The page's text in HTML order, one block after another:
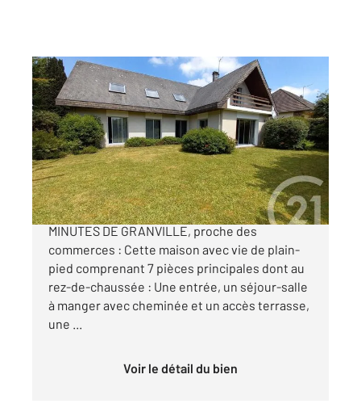
ST JEAN DES CHAMPS 50
161,30 m 2, 7 pièces
Ref : 42437
Maison à vendre
234 500 €
CENTURY 21 Royer Immo vous propose A 10
MINUTES DE GRANVILLE, proche des
commerces : Cette maison avec vie de plain-
pied comprenant 7 pièces principales dont au
rez-de-chaussée : Une entrée, un séjour-salle
à manger avec cheminée et un accès terrasse,
une ...
Voir le détail du bien